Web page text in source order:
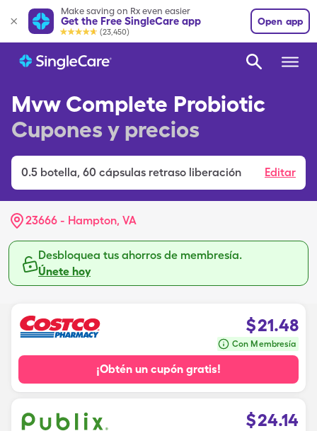
Make saving on Rx even easier
Get the Free SingleCare app
(23,450)
Open app
Mvw Complete Probiotic
Cupones y precios
0.5 botella, 60 cápsulas retraso liberación Editar
23666 - Hampton, VA
Desbloquea tus ahorros de membresía.
Únete hoy
$21.48
Con Membresía
¡Obtén un cupón gratis!
$24.14